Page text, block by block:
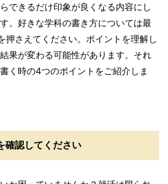
できるだけ印象が良くなる内容にし
。好きな学科の書き方については最
押さえてください。ポイントを理解し
果が変わる可能性があります。それ
く時の4つのポイントをご紹介しま
確認してください